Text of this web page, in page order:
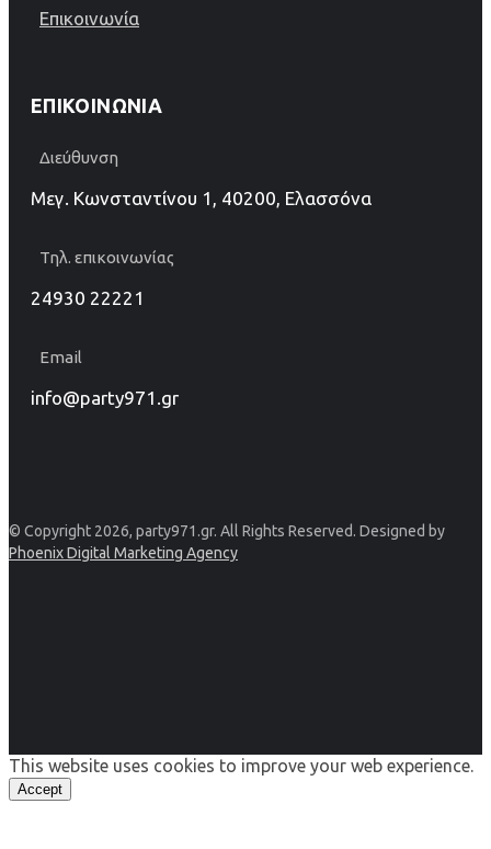
Επικοινωνία
ΕΠΙΚΟΙΝΩΝΊΑ
Διεύθυνση
Μεγ. Κωνσταντίνου 1, 40200, Ελασσόνα
Τηλ. επικοινωνίας
24930 22221
Email
info@party971.gr
© Copyright 2026, party971.gr. All Rights Reserved. Designed by
Phoenix Digital Marketing Agency
This website uses cookies to improve your web experience.
Accept